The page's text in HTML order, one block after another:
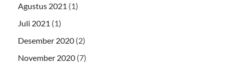
Agustus 2021 (1)
Juli 2021 (1)
Desember 2020 (2)
November 2020 (7)